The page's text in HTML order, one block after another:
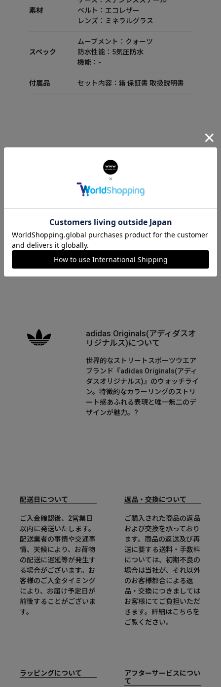
素材
ベルト：エコレザー
レンズ：ミネラルグラス
スペック
ムーブメント：クォーツ
防水性能：5気圧防水
機能：-
付属品 セット内容：箱 保証書 取扱説明書
国際保証規定
adidas Originals(アディダスオ
リジナルス)について
世界的なストリートスポーツウエア
ブランド『adidas Originals(アディ
ダスオリジナルス)』のウォッチライ
ン。特徴的なカラーリングのストリ
ート感あふれる表現と唯一無二のデ
ザインが魅力。?
配送日について
ご入金確認後、2営業日
以内に発送いたします。
配送業者の事情や交通事
情、天候により、お荷物
の配送に遅延等が発生す
る場合がございます。お
客様のご入金タイミング
により、お届け予定日が
前後することがございま
す。
返品・交換について
ご購入された商品の返品
および交換を承っており
ます。商品の返送及び再
送に要する送料・手数料
については、初期不良の
場合は当社が、それ以外
のお客様都合による返
品・交換につきましては
お客様にてご負担いただ
きます。詳細はこちらを
ご覧ください。
ラッピングについて
アフターサービスについ
て